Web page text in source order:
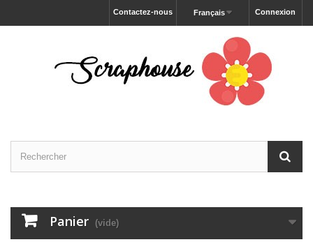
Connexion
Français
Contactez-nous
Panier (vide)